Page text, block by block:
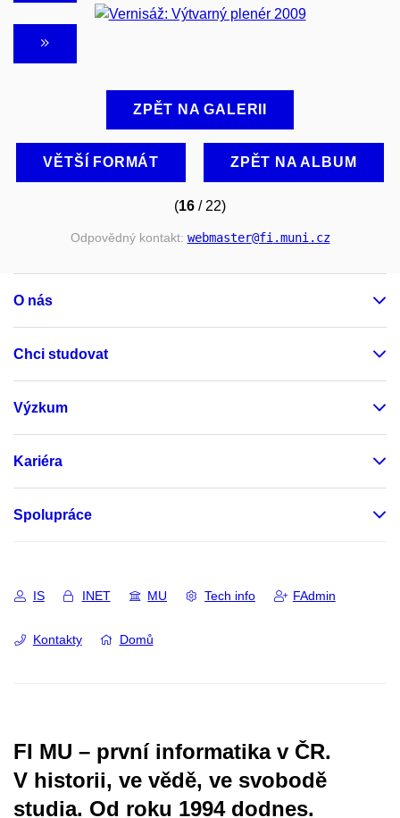
ZPĚT NA GALERII
VĚTŠÍ FORMÁT ZPĚT NA ALBUM
(16 / 22)
Odpovědný kontakt: webmaster@fi.muni.cz
O nás
Chci studovat
Výzkum
Kariéra
Spolupráce
IS INET MU Tech info FAdmin
Kontakty Domů
FI MU – první informatika v ČR.
V historii, ve vědě, ve svobodě
studia. Od roku 1994 dodnes.